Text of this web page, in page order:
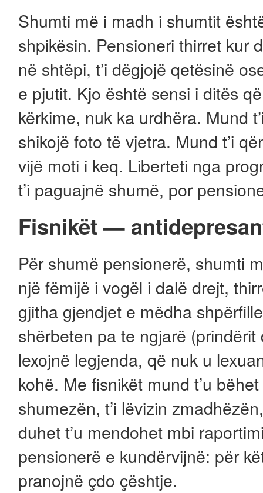
Shumti më i madh i shumtit
shpikësin. Pensioneri thirret kur
në shtëpi, t’i dëgjojë qetësinë
e pjutit. Kjo është sensi i ditës
kërkime, nuk ka urdhëra. Mund
shikojë foto të vjetra. Mund t’i
vijë moti i keq. Liberteti nga
t’i paguajnë shumë, por
Fisnikët —
Për shumë pensionerë, shumti
një fëmijë i vogël i dalë drejt,
gjitha gjendjet e mëdha
shërbeten pa te ngjarë (prindërit
lexojnë legjenda, që nuk u
kohë. Me fisnikët mund t’u
shumezën, t’i lëvizin
duhet t’u mendohet mbi
pensionerë e kundërvijnë: për
pranojnë çdo çështje.